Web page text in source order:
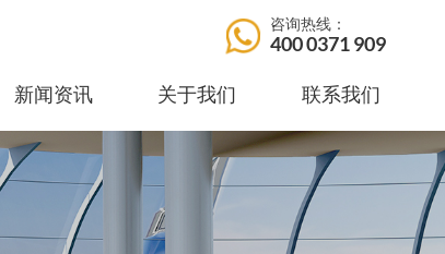
咨询热线：
400 0371 909
新闻资讯 关于我们 联系我们